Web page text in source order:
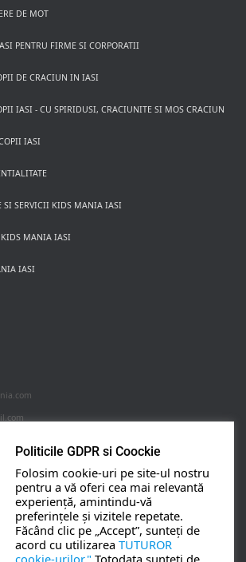
DE MOT
PENTRU FIRME SI CORPORATII
DE CRACIUN IN IASI
IASI - CU SPIRIDUSI, CRACIUNITE SI MOS CRACIUN
IASI
SI SERVICII KIDS MANIA IASI
MANIA IASI
IASI
Politicile GDPR si Coockie
Folosim cookie-uri pe site-ul nostru
pentru a vă oferi cea mai relevantă
experiență, amintindu-vă
preferințele și vizitele repetate.
Făcând clic pe „Accept”, sunteți de
acord cu utilizarea TUTUROR
cookie-urilor." Totodata sunteti de
sa vezi serviciile.